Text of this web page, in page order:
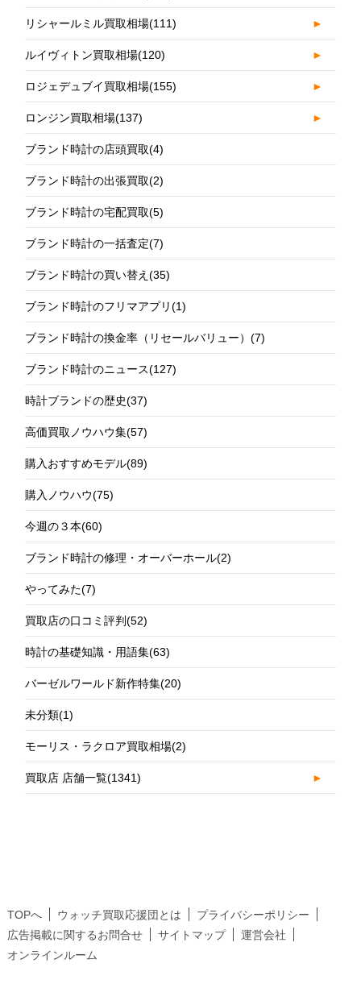
リシャールミル買取相場(111) ►
ルイヴィトン買取相場(120) ►
ロジェデュブイ買取相場(155) ►
ロンジン買取相場(137) ►
ブランド時計の店頭買取(4)
ブランド時計の出張買取(2)
ブランド時計の宅配買取(5)
ブランド時計の一括査定(7)
ブランド時計の買い替え(35)
ブランド時計のフリマアプリ(1)
ブランド時計の換金率（リセールバリュー）(7)
ブランド時計のニュース(127)
時計ブランドの歴史(37)
高価買取ノウハウ集(57)
購入おすすめモデル(89)
購入ノウハウ(75)
今週の３本(60)
ブランド時計の修理・オーバーホール(2)
やってみた(7)
買取店の口コミ評判(52)
時計の基礎知識・用語集(63)
バーゼルワールド新作特集(20)
未分類(1)
モーリス・ラクロア買取相場(2)
買取店 店舗一覧(1341) ►
TOPへ ウォッチ買取応援団とは
プライバシーポリシー
広告掲載に関するお問合せ
サイトマップ
運営会社
オンラインルーム